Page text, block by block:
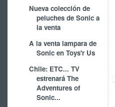
Nueva colección de
peluches de Sonic a
la venta
A la venta lampara de
Sonic en Toys'r Us
Chile: ETC... TV
estrenará The
Adventures of
Sonic...